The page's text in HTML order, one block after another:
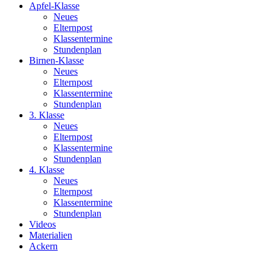
Apfel-Klasse
Neues
Elternpost
Klassentermine
Stundenplan
Birnen-Klasse
Neues
Elternpost
Klassentermine
Stundenplan
3. Klasse
Neues
Elternpost
Klassentermine
Stundenplan
4. Klasse
Neues
Elternpost
Klassentermine
Stundenplan
Videos
Materialien
Ackern